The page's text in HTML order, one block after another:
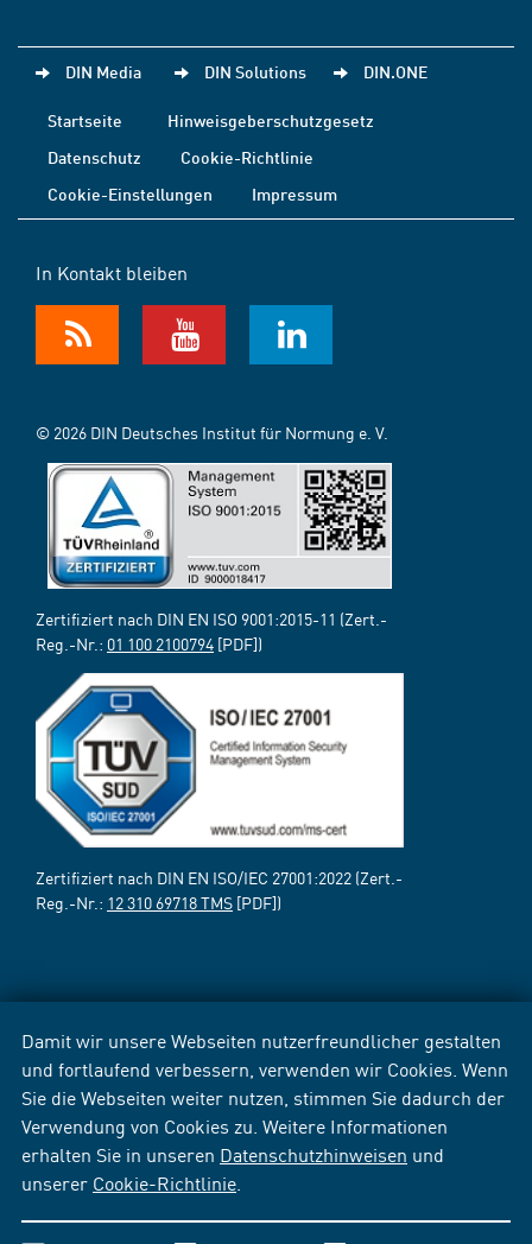
Damit wir unsere Webseiten nutzerfreundlicher gestalten
und fortlaufend verbessern, verwenden wir Cookies. Wenn
Sie die Webseiten weiter nutzen, stimmen Sie dadurch der
Verwendung von Cookies zu. Weitere Informationen
erhalten Sie in unseren Datenschutzhinweisen und
unserer Cookie-Richtlinie
DIN Media DIN Solutions DIN.ONE
Startseite
Hinweisgeberschutzgesetz
Datenschutz
Cookie-Richtlinie
Cookie-Einstellungen
Impressum
In Kontakt bleiben
© 2026 DIN Deutsches Institut für Normung e. V.
Zertifiziert nach DIN EN ISO 9001:2015-11 (Zert.-
Reg.-Nr.: 01 100 2100794 [PDF])
Zertifiziert nach DIN EN ISO/IEC 27001:2022 (Zert.-
Reg.-Nr.: 12 310 69718 TMS [PDF])